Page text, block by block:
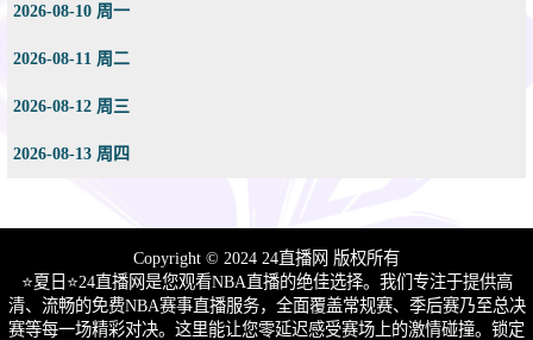
篮球新闻
2026-08-10 周一
2026-08-11 周二
2026-08-12 周三
2026-08-13 周四
Copyright © 2024 24直播网 版权所有
⭐️夏日⭐24直播网是您观看NBA直播的绝佳选择。我们专注于提供高
清、流畅的免费NBA赛事直播服务，全面覆盖常规赛、季后赛乃至总决
赛等每一场精彩对决。这里能让您零延迟感受赛场上的激情碰撞。锁定